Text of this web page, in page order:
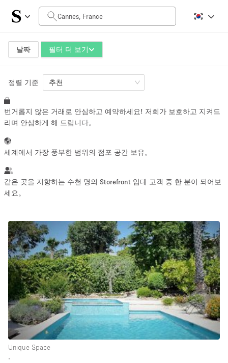
날짜 필터 더 보기
일일 비용
0€
공간 크기
10 m² 500+ m²
~ 13 명
Photo
Shooting
Conference Meeting Office Shop Share
공간 유형
Advertisement Space
Apartment / Loft
정렬 기준 추천
번거롭지 않은 거래로 안심하고 예약하세요! 저희가 보호하고 지켜드
리며 안심하게 해 드립니다。
세계에서 가장 풍부한 범위의 점포 공간 보유。
같은 곳을 지향하는 수천 명의 Storefront 임대 고객 중 한 분이 되어보
세요。
Unique Space
∙